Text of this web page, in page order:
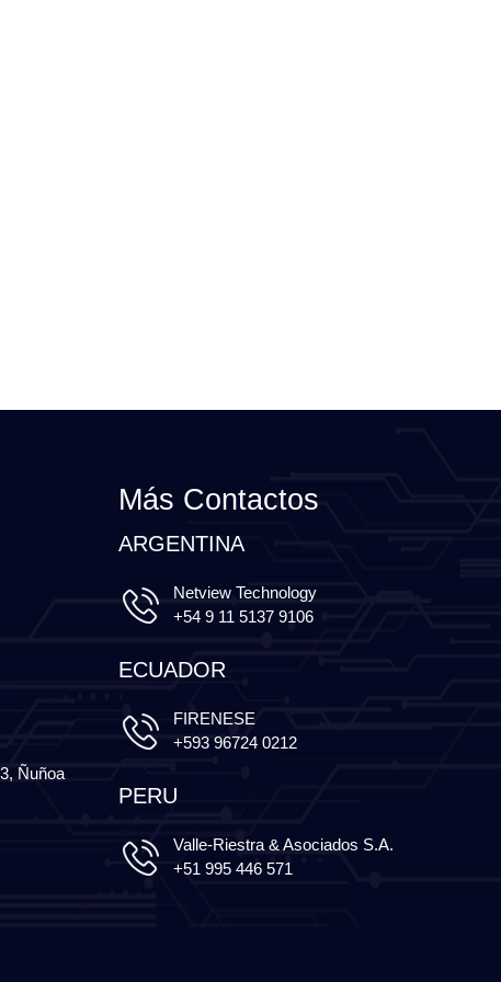
Ñuñoa
Más Contactos
ARGENTINA
Netview Technology
+54 9 11 5137 9106
ECUADOR
FIRENESE
+593 96724 0212
PERU
Valle-Riestra & Asociados S.A.
+51 995 446 571